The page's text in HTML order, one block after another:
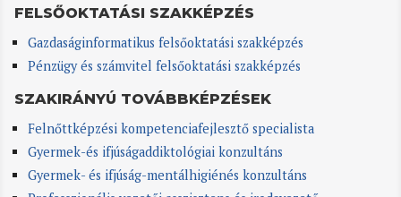
FELSŐOKTATÁSI SZAKKÉPZÉS
Gazdaságinformatikus felsőoktatási szakképzés
Pénzügy és számvitel felsőoktatási szakképzés
SZAKIRÁNYÚ TOVÁBBKÉPZÉSEK
Felnőttképzési kompetenciafejlesztő specialista
Gyermek-és ifjúságaddiktológiai konzultáns
Gyermek- és ifjúság-mentálhigiénés konzultáns